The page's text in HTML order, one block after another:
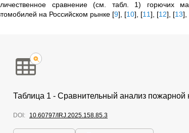
сравнение (см. табл. 1) горючих
на Российском рынке [9], [10], [11], [12], [13],
Таблица 1 - Сравнительный анализ пожарной
DOI: 10.60797/IRJ.2025.158.85.3